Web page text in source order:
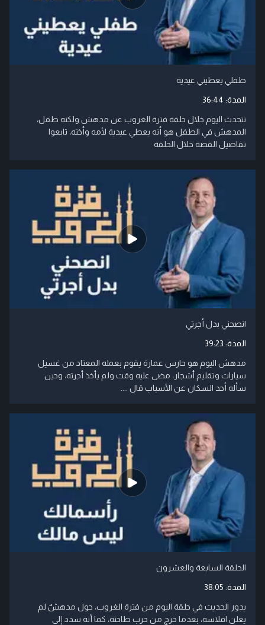
طفلي يعطيني عيدية
المدة: 36:44
نتحدث اليوم خلال حلقة فترة الغروب عن مدهش ولكنه طفل،
المدهش في الطفل هو أنه يعطي عيدية لأمه وأخته، تابعوا
تفاصيل القصة خلال الحلقة
انصحني بدل أجرتي
المدة: 39:23
مدهش اليوم هو حارس عمارة يقوم بعمله المعتاد من غسيل
سيارات وتقليم أشجار، مضى عليه وقت ولم يأخذ أجرته، وحين
سأله أحد السكان عن الأسباب قال ....
الحلقة السابعة والعشرون
المدة: 38:05
يدور الحديث في حلقة اليوم من فترة الغروب، حول مدهشٌ لم
يعلن افلاسه، بعدما خرج من حرب طاحنة، كما أنه سدد إلى